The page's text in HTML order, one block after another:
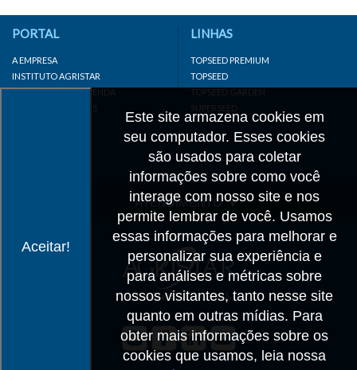
Aceitar!
Este site armazena cookies em
seu computador. Esses cookies
são usados para coletar
informações sobre como você
interage com nosso site e nos
permite lembrar de você. Usamos
essas informações para melhorar e
personalizar sua experiência e
para análises e métricas sobre
nossos visitantes, tanto nesse site
quanto em outras mídias. Para
obter mais informações sobre os
cookies que usamos, leia nossa
PORTAL
A EMPRESA
INSTITUTO AGRISTAR
DISTRIBUIDOR/REVENDA
LINKS IMPORTANTES
LINHAS
TOPSEED PREMIUM
TOPSEED
TOPSEED GARDEN
SUPERSEED
ATENDIMENTO
CADASTRO
TRABALHE CONOSCO